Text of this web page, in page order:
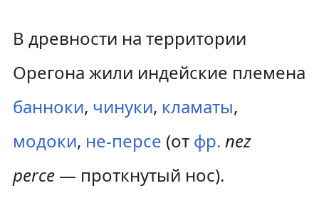
В древности на территории
Орегона жили индейские племена
банноки, чинуки, кламаты,
модоки, не-персе (от фр. nez
perce— проткнутый нос).